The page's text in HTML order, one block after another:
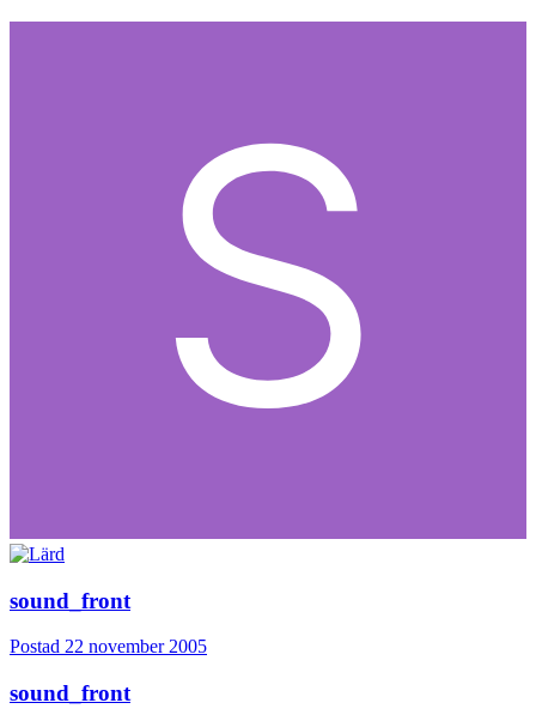
sound_front
Postad 22 november 2005
sound_front